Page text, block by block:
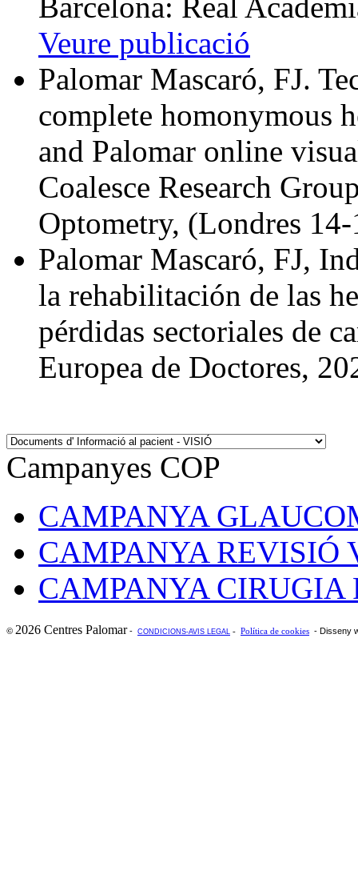
Veure publicació
Palomar Mascaró, FJ.
complete homonymous
and Palomar online
Coalesce Research
Optometry, (Londres
Palomar Mascaró, FJ,
la rehabilitación de las
pérdidas sectoriales de
Europea de Doctores,
Campanyes COP
CAMPANYA
CAMPANYA REVISIÓ
CAMPANYA CIRUGIA
© 2026 Centres Palomar- CONDICIONS-AVIS LEGAL - Política de cookies - Disseny